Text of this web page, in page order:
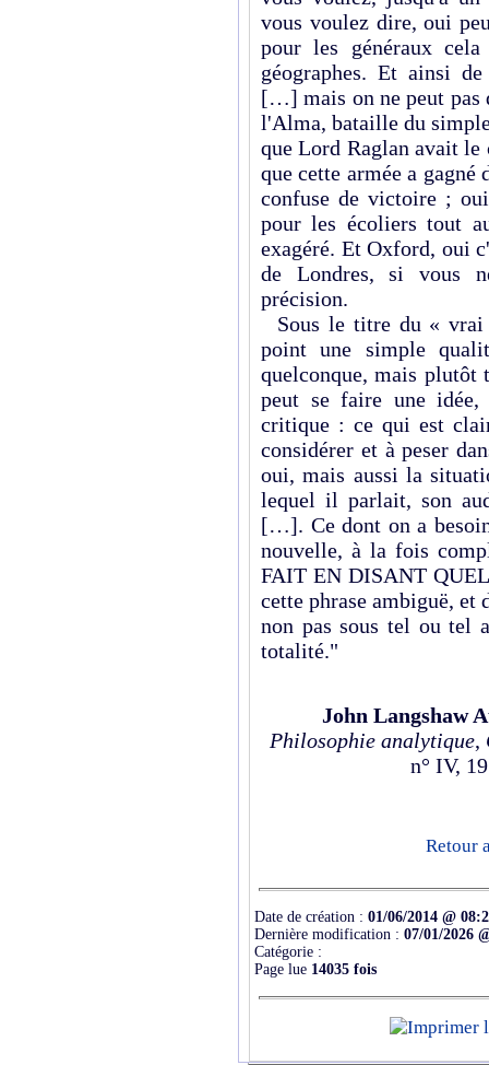
vous voulez dire, oui
pour les généraux
géographes. Et ainsi
[…] mais on ne peut pas
l'Alma, bataille du
que Lord Raglan avait le
que cette armée a gagné
confuse de victoire ;
pour les écoliers tout
exagéré. Et Oxford, oui
de Londres, si vous
précision.
Sous le titre du « vrai
point une simple
quelconque, mais plutôt
peut se faire une idée,
critique : ce qui est
considérer et à peser
oui, mais aussi la
lequel il parlait, son
[…]. Ce dont on a
nouvelle, à la fois
FAIT EN DISANT
cette phrase ambiguë, et
non pas sous tel ou tel
totalité."
John Langshaw
Philosophie analytique,
n° IV,
Retour
Date de création : 01/06/2014 @
Dernière modification : 07/01/2026
Catégorie :
Page lue 14035 fois